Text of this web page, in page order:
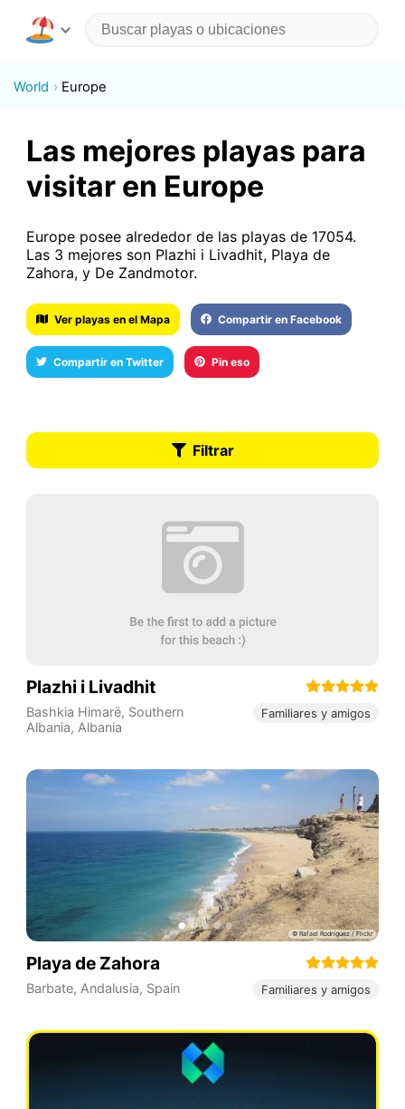
World Europe
Las mejores playas para
visitar en Europe
Europe posee alrededor de las playas de 17054.
Las 3 mejores son Plazhi i Livadhit, Playa de
Zahora, y De Zandmotor.
Ver playas en el Mapa Compartir en Facebook
Compartir en Twitter Pin eso
Filtrar
Plazhi i Livadhit
Bashkia Himarë, Southern
Albania, Albania
Familiares y amigos
Playa de Zahora
Barbate, Andalusia, Spain Familiares y amigos